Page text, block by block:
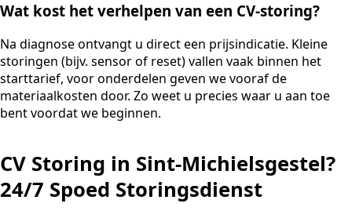
Wat kost het verhelpen van een CV-storing?
Na diagnose ontvangt u direct een prijsindicatie. Kleine
storingen (bijv. sensor of reset) vallen vaak binnen het
starttarief, voor onderdelen geven we vooraf de
materiaalkosten door. Zo weet u precies waar u aan toe
bent voordat we beginnen.
CV Storing in Sint-Michielsgestel?
24/7 Spoed Storingsdienst